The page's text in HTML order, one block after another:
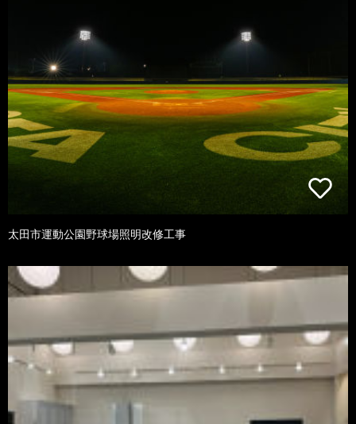
太田市運動公園野球場照明改修工事